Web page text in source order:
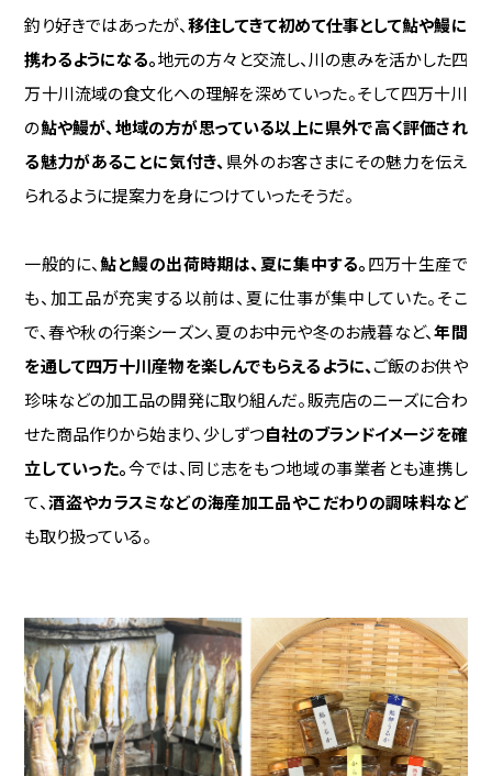
釣り好きではあったが、移住してきて初めて仕事として鮎や鰻に
携わるようになる。地元の方々と交流し、川の恵みを活かした四
万十川流域の食文化への理解を深めていった。そして四万十川
の鮎や鰻が、地域の方が思っている以上に県外で高く評価され
る魅力があることに気付き、県外のお客さまにその魅力を伝え
られるように提案力を身につけていったそうだ。
一般的に、鮎と鰻の出荷時期は、夏に集中する。四万十生産で
も、加工品が充実する以前は、夏に仕事が集中していた。そこ
で、春や秋の行楽シーズン、夏のお中元や冬のお歳暮など、年間
を通して四万十川産物を楽しんでもらえるように、ご飯のお供や
珍味などの加工品の開発に取り組んだ。販売店のニーズに合わ
せた商品作りから始まり、少しずつ自社のブランドイメージを確
立していった。今では、同じ志をもつ地域の事業者とも連携し
て、酒盗やカラスミなどの海産加工品やこだわりの調味料など
も取り扱っている。